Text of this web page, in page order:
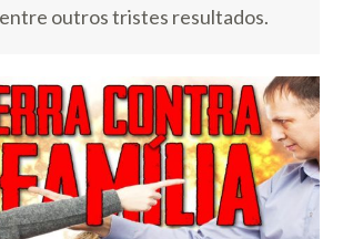
outros tristes resultados.